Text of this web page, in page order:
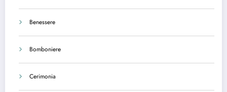
Benessere
Bomboniere
Cerimonia